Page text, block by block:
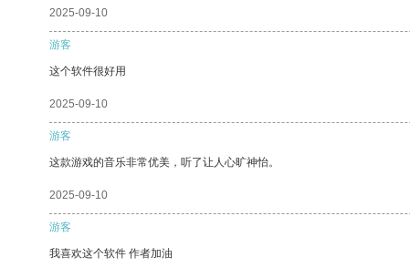
2025-09-10
游客
这个软件很好用
2025-09-10
游客
这款游戏的音乐非常优美，听了让人心旷神怡。
2025-09-10
游客
我喜欢这个软件 作者加油